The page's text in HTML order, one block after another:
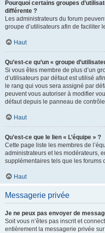
Pourquoi certains groupes
différente ?
Les administrateurs du forum
groupe d’utilisateurs afin de faciliter
Haut
Qu’est-ce qu’un « groupe
Si vous êtes membre de plus d’un
d’utilisateurs par défaut est utilisé
le rang qui vous sera assigné par
peuvent vous autoriser à modifier
défaut depuis le panneau de
Haut
Qu’est-ce que le lien « L’équipe » ?
Cette page liste les membres de
administrateurs et les modérateurs,
supplémentaires tels que les forums
Haut
Messagerie privée
Je ne peux pas envoyer de
Soit vous n’êtes pas inscrit et
entièrement la messagerie privée